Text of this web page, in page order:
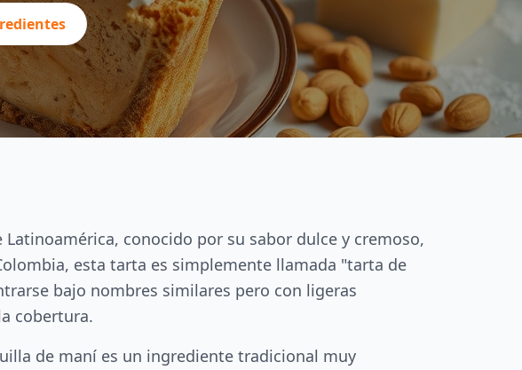
conocido por su sabor dulce y cremoso,
esta tarta es simplemente llamada "tarta de
bajo nombres similares pero con ligeras
cobertura.
de maní es un ingrediente tradicional muy